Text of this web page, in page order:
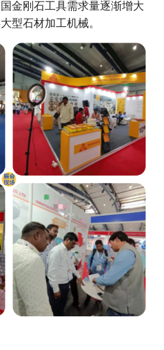
金刚石工具需求量逐渐增大
型石材加工机械。